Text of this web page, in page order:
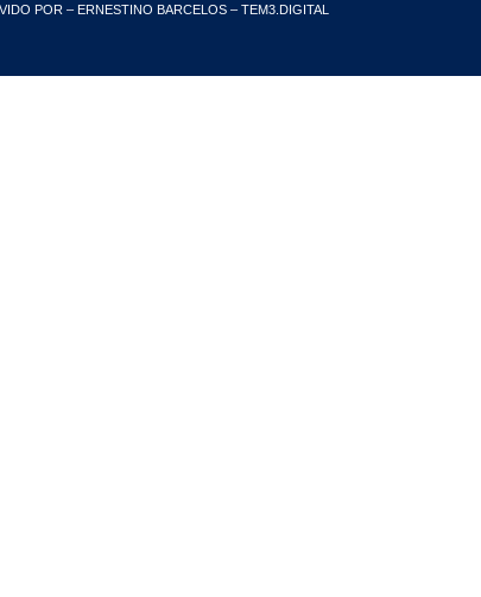
POR – ERNESTINO BARCELOS – TEM3.DIGITAL